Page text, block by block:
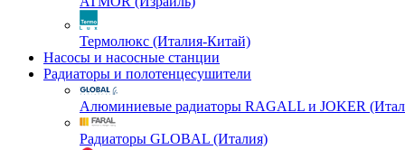
Термолюкс (Италия-Китай)
Насосы и насосные станции
Радиаторы и полотенцесушители
Алюминиевые радиаторы RAGALL и JOKER
Радиаторы GLOBAL (Италия)